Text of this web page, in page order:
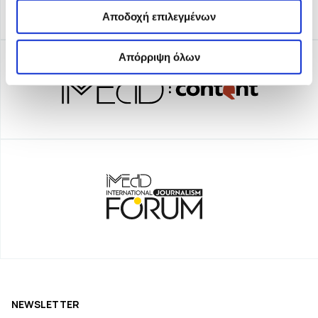
Αποδοχή επιλεγμένων
Απόρριψη όλων
NEWSLETTER